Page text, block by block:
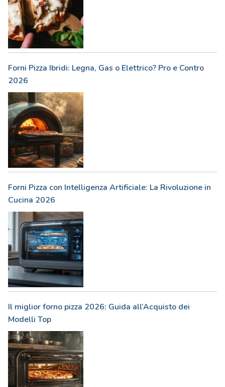
Forni Pizza Ibridi: Legna, Gas o Elettrico? Pro e Contro
2026
Forni Pizza con Intelligenza Artificiale: La Rivoluzione in
Cucina 2026
Il miglior forno pizza 2026: Guida all’Acquisto dei
Modelli Top